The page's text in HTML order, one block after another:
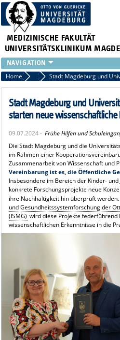
MEDIZINISCHE FAKULTÄT
UNIVERSITÄTSKLINIKUM
INSTITUTE
KLINIKEN
ZENTRALE EINRICHTUNGEN
FORSCHUNG
ÜBER UNS
INTERNATIONAL
INTRANET
Home Archiv 2024 News
Stadt Magdeburg und
starten neue wissenschaftliche
09.07.2024 - Frühe Hilfen und
Die Stadt Magdeburg und die
im Rahmen einer
Zusammenarbeit von Wissenschaft und
Vereinbarung ist es, die Öffentliche
Insbesondere im Bereich der Kinder-
konkrete Forschungsprojekte neue
ihre Nachhaltigkeit hin überprüft
und Gesundheitssystemforschung der
(ISMG) wird diese Projekte federführend
wissenschaftlichen Erkenntnisse in die